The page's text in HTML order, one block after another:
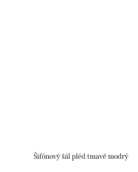
Šifónový šál pléd tmavě modrý